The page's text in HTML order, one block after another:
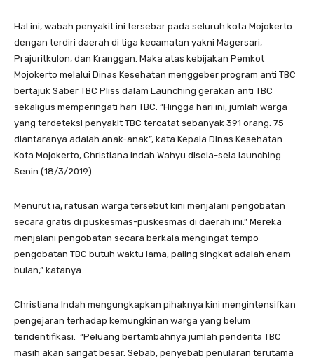
Hal ini, wabah penyakit ini tersebar pada seluruh kota Mojokerto
dengan terdiri daerah di tiga kecamatan yakni Magersari,
Prajuritkulon, dan Kranggan. Maka atas kebijakan Pemkot
Mojokerto melalui Dinas Kesehatan menggeber program anti TBC
bertajuk Saber TBC Pliss dalam Launching gerakan anti TBC
sekaligus memperingati hari TBC. “Hingga hari ini, jumlah warga
yang terdeteksi penyakit TBC tercatat sebanyak 391 orang. 75
diantaranya adalah anak-anak”, kata Kepala Dinas Kesehatan
Kota Mojokerto, Christiana Indah Wahyu disela-sela launching.
Senin (18/3/2019).
Menurut ia, ratusan warga tersebut kini menjalani pengobatan
secara gratis di puskesmas-puskesmas di daerah ini.” Mereka
menjalani pengobatan secara berkala mengingat tempo
pengobatan TBC butuh waktu lama, paling singkat adalah enam
bulan,” katanya.
Christiana Indah mengungkapkan pihaknya kini mengintensifkan
pengejaran terhadap kemungkinan warga yang belum
teridentifikasi. “Peluang bertambahnya jumlah penderita TBC
masih akan sangat besar. Sebab, penyebab penularan terutama